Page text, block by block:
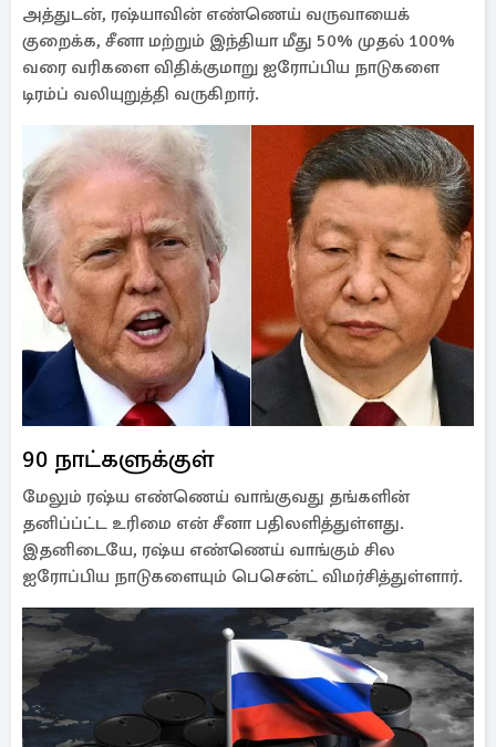
அத்துடன், ரஷ்யாவின் எண்ணெய் வருவாயைக்
குறைக்க, சீனா மற்றும் இந்தியா மீது 50% முதல் 100%
வரை வரிகளை விதிக்குமாறு ஐரோப்பிய நாடுகளை
டிரம்ப் வலியுறுத்தி வருகிறார்.
90 நாட்களுக்குள்
மேலும் ரஷ்ய எண்ணெய் வாங்குவது தங்களின்
தனிப்ப்ட்ட உரிமை என் சீனா பதிலளித்துள்ளது.
இதனிடையே, ரஷ்ய எண்ணெய் வாங்கும் சில
ஐரோப்பிய நாடுகளையும் பெசென்ட் விமர்சித்துள்ளார்.